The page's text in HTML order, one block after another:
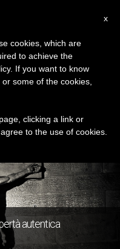
‘inferno’
autentica
x
cookies, which are
to achieve the
If you want to know
some of the cookies,
clicking a link or
to the use of cookies.